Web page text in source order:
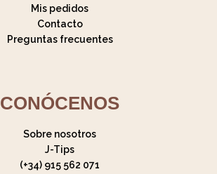
Mis pedidos
Contacto
Preguntas frecuentes
CONÓCENOS
Sobre nosotros
J-Tips
(+34) 915 562 071